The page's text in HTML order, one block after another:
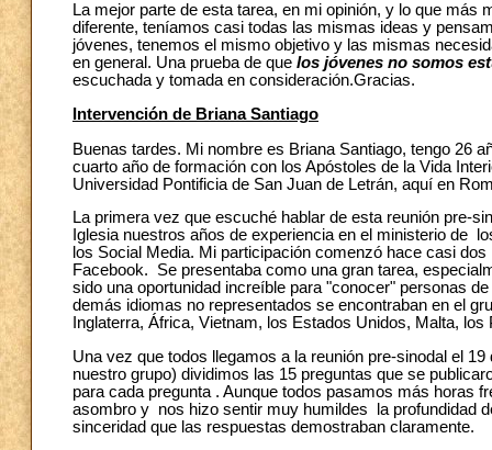
La mejor parte de esta tarea, en mi opinión, y lo que más
diferente, teníamos casi todas las mismas ideas y
jóvenes, tenemos el mismo objetivo y las mismas
en general. Una prueba de que los jóvenes no somos
escuchada y tomada en consideración.Gracias.
Intervención de Briana Santiago
Buenas tardes. Mi nombre es Briana Santiago, tengo 26
cuarto año de formación con los Apóstoles de la Vida
Universidad Pontificia de San Juan de Letrán, aquí en
La primera vez que escuché hablar de esta reunión pre-
Iglesia nuestros años de experiencia en el ministerio de
los Social Media. Mi participación comenzó hace casi
Facebook. Se presentaba como una gran tarea,
sido una oportunidad increíble para "conocer" personas
demás idiomas no representados se encontraban en el
Inglaterra, África, Vietnam, los Estados Unidos, Malta,
Una vez que todos llegamos a la reunión pre-sinodal el
nuestro grupo) dividimos las 15 preguntas que se
para cada pregunta . Aunque todos pasamos más horas
asombro y nos hizo sentir muy humildes la profundidad
sinceridad que las respuestas demostraban claramente.